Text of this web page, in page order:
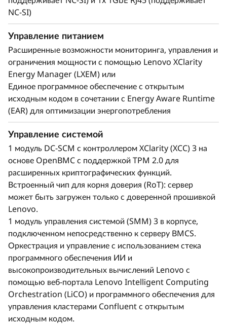
NC-SI)
Управление питанием
Расширенные возможности мониторинга, управления и
ограничения мощности с помощью Lenovo XClarity
Energy Manager (LXEM) или
Единое программное обеспечение с открытым
исходным кодом в сочетании с Energy Aware Runtime
(EAR) для оптимизации энергопотребления
Управление системой
1 модуль DC-SCM с контроллером XClarity (XCC) 3 на
основе OpenBMC с поддержкой TPM 2.0 для
расширенных криптографических функций.
Встроенный чип для корня доверия (RoT): сервер
может быть загружен только с доверенной прошивкой
Lenovo.
1 модуль управления системой (SMM) 3 в корпусе,
подключенном непосредственно к серверу BMCS.
Оркестрация и управление с использованием стека
программного обеспечения ИИ и
высокопроизводительных вычислений Lenovo с
помощью веб-портала Lenovo Intelligent Computing
Orchestration (LiCO) и программного обеспечения для
управления кластерами Confluent с открытым
исходным кодом.